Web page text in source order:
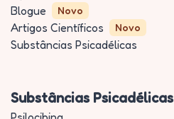
Blogue
Novo
Artigos Científicos Novo
Substâncias Psicadélicas
Substâncias Psicadélicas